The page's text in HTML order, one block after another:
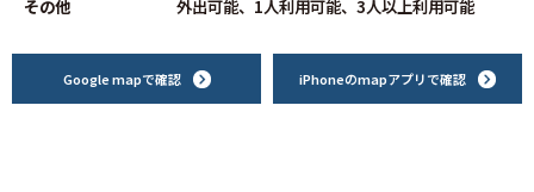
その他 外出可能、1人利用可能、3人以上利用可能
Google mapで確認 iPhoneのmapアプリで確認